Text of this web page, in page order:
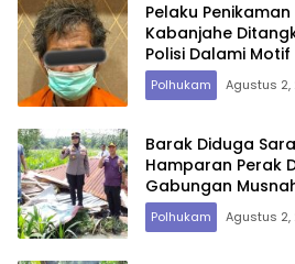
Pelaku
Kabanjahe
Polisi Dalami Motif
Polhukam Agustus 2,
Barak Diduga
Hamparan Perak
Gabungan
Polhukam Agustus 2,